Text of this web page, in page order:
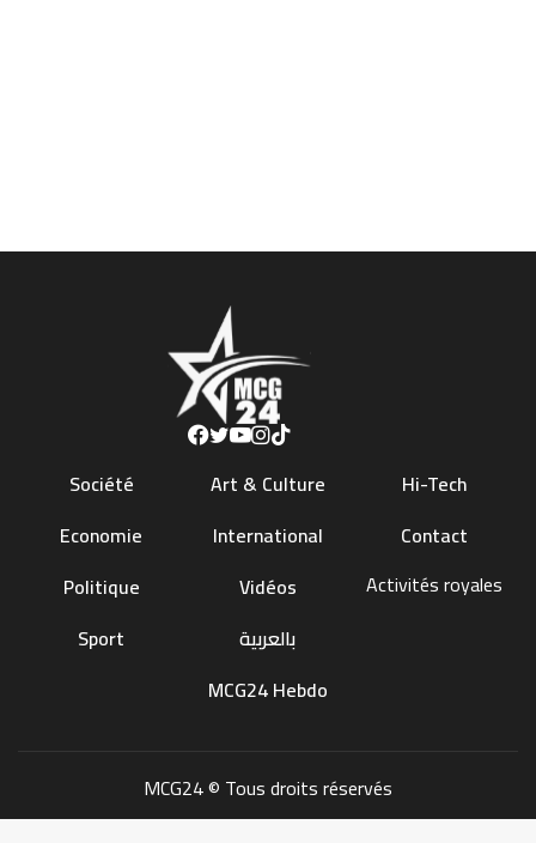
Société
Economie
Politique
Sport
Art & Culture
International
Vidéos
بالعربية
MCG24 Hebdo
Hi-Tech
Contact
Activités royales
MCG24 © Tous droits réservés